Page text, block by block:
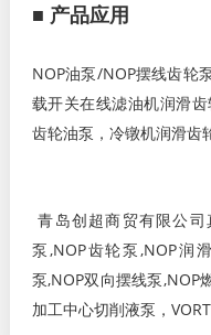
■ 产品应用
NOP油泵/NOP摆线齿轮
载开关在线滤油机润滑
齿轮油泵，冷镦机润滑齿
青岛创超商贸有限公司
泵,NOP齿轮泵,NOP润
泵,NOP双向摆线泵,NOP
加工中心切削液泵，